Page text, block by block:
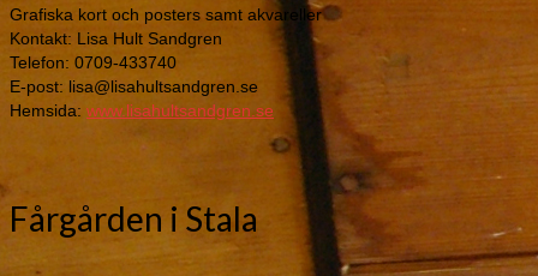
Fårgården i Stala
Lamm- och fårskinn
Får- och lammskinn, hantverk. Medeltidskläder till barn.